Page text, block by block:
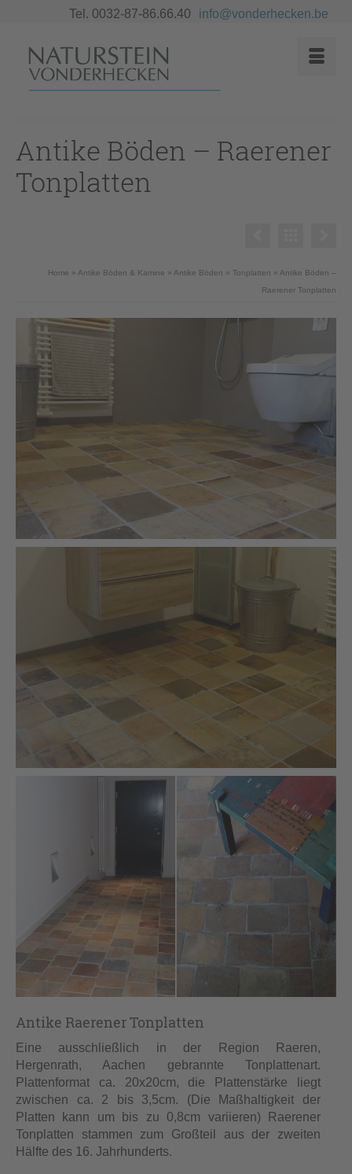
Tel. 0032-87-86.66.40 info@vonderhecken.be
Antike Böden – Raerener
Tonplatten
Home » Antike Böden & Kamine » Antike Böden » Tonplatten » Antike Böden –
Raerener Tonplatten
Antike Raerener Tonplatten
Eine ausschließlich in der Region Raeren,
Hergenrath, Aachen gebrannte Tonplattenart.
Plattenformat ca. 20x20cm, die Plattenstärke liegt
zwischen ca. 2 bis 3,5cm. (Die Maßhaltigkeit der
Platten kann um bis zu 0,8cm variieren) Raerener
Tonplatten stammen zum Großteil aus der zweiten
Hälfte des 16. Jahrhunderts.